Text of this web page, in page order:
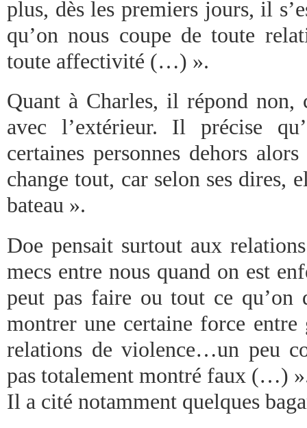
plus, dès les premiers jours, il
qu’on nous coupe de toute
toute affectivité (…) ».
Quant à Charles, il répond
avec l’extérieur. Il précise
certaines personnes dehors
change tout, car selon ses dires,
bateau ».
Doe pensait surtout aux
mecs entre nous quand on est
peut pas faire ou tout ce
montrer une certaine force
relations de violence…un peu
pas totalement montré faux (…)
Il a cité notamment quelques